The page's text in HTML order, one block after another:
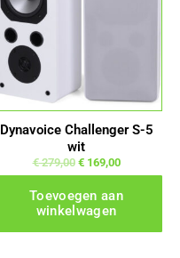
Dynavoice Challenger S-5
wit
€279,00 €169,00
Toevoegen aan
winkelwagen